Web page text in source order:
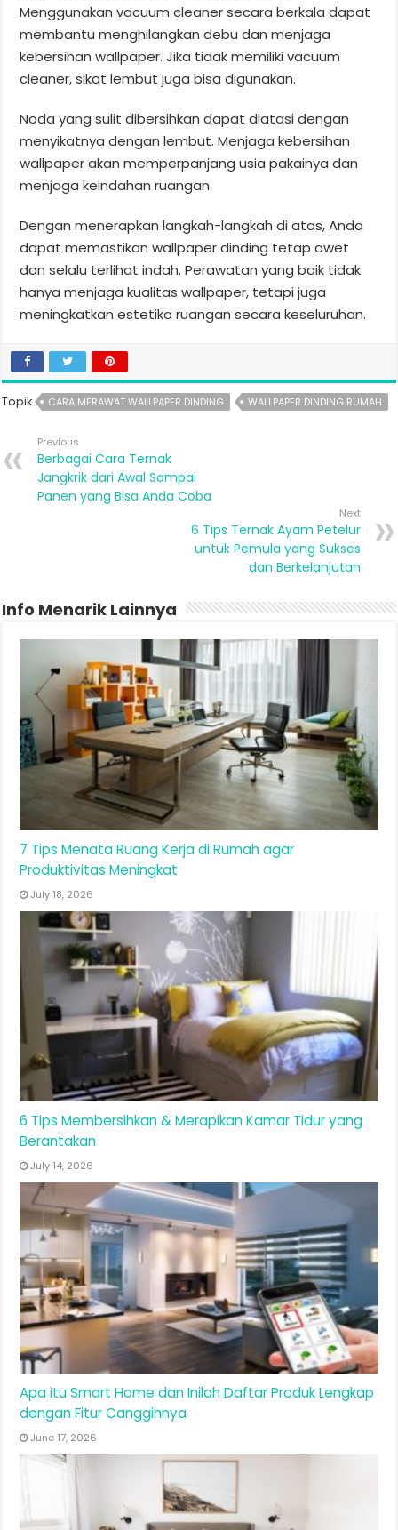
Menggunakan vacuum cleaner secara berkala dapat
membantu menghilangkan debu dan menjaga
kebersihan wallpaper. Jika tidak memiliki vacuum
cleaner, sikat lembut juga bisa digunakan.
Noda yang sulit dibersihkan dapat diatasi dengan
menyikatnya dengan lembut. Menjaga kebersihan
wallpaper akan memperpanjang usia pakainya dan
menjaga keindahan ruangan.
Dengan menerapkan langkah-langkah di atas, Anda
dapat memastikan wallpaper dinding tetap awet
dan selalu terlihat indah. Perawatan yang baik tidak
hanya menjaga kualitas wallpaper, tetapi juga
meningkatkan estetika ruangan secara keseluruhan.
Topik CARA MERAWAT WALLPAPER DINDING WALLPAPER DINDING RUMAH
Previous
Berbagai Cara Ternak
Jangkrik dari Awal Sampai
Panen yang Bisa Anda Coba
Next
6 Tips Ternak Ayam Petelur
untuk Pemula yang Sukses
dan Berkelanjutan
Info Menarik Lainnya
7 Tips Menata Ruang Kerja di Rumah agar
Produktivitas Meningkat
July 18, 2026
6 Tips Membersihkan & Merapikan Kamar Tidur yang
Berantakan
July 14, 2026
Apa itu Smart Home dan Inilah Daftar Produk Lengkap
dengan Fitur Canggihnya
June 17, 2026